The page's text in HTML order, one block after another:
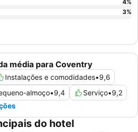
média para Coventry
Instalações e comodidades•9,6
almoço•9,4 Serviço•9,2
4%
3%
do hotel